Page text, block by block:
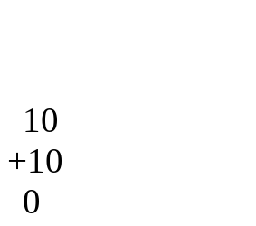
10
+10
0